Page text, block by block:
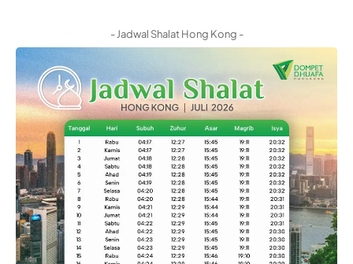
- Jadwal Shalat Hong Kong -